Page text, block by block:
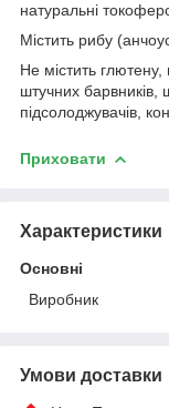
натуральні
Містить рибу
Не містить глютену,
штучних барвників,
підсолоджувачів,
Приховати
Характеристики
Основні
Виробник
Умови доставки